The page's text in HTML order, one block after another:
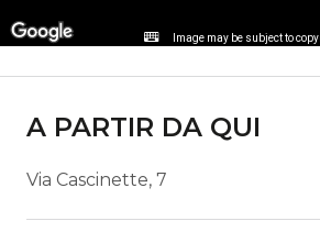
Image may be subject to
Dettaglio
A PARTIR DA QUI
Via Cascinette, 7